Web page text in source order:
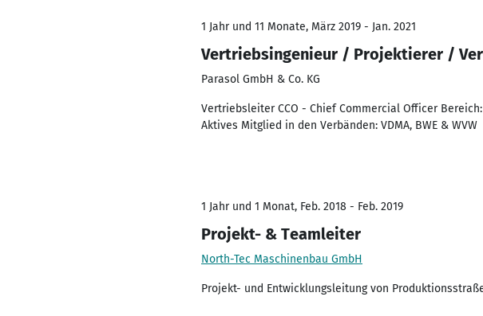
1 Jahr und 11 Monate, März 2019 - Jan. 2021
Vertriebsingenieur / Projektierer /
Parasol GmbH & Co. KG
Vertriebsleiter CCO - Chief Commercial Officer
Aktives Mitglied in den Verbänden: VDMA, BWE & WVW
1 Jahr und 1 Monat, Feb. 2018 - Feb. 2019
Projekt- & Teamleiter
North-Tec Maschinenbau GmbH
Projekt- und Entwicklungsleitung von